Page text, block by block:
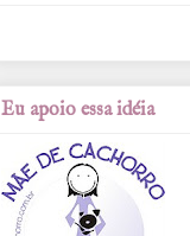
Eu apoio essa idéia